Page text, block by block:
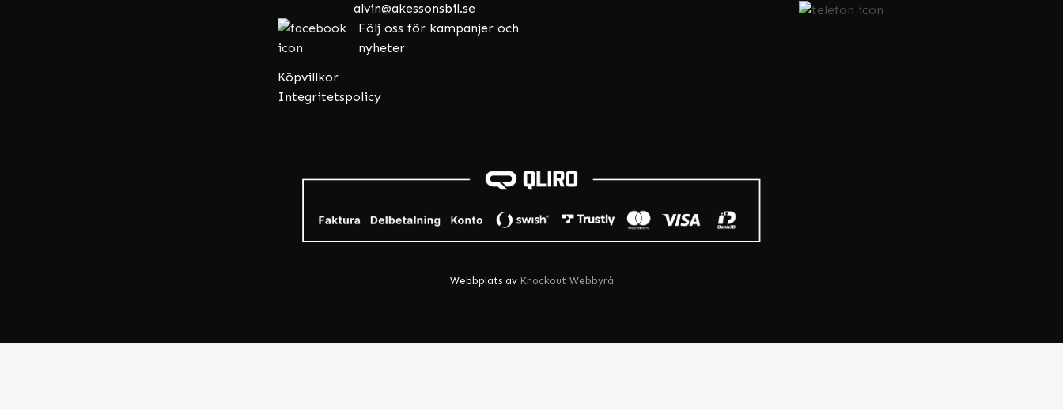
alvin@akessonsbil.se
Följ oss för kampanjer och
nyheter
Köpvillkor
Integritetspolicy
Webbplats av Knockout Webbyrå